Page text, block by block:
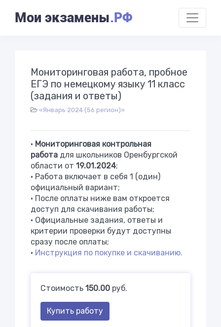
Мои экзамены.РФ
Мониторинговая работа, пробное
ЕГЭ по немецкому языку 11 класс
(задания и ответы)
«Январь 2024 (56 регион)»
• Мониторинговая контрольная
работа для школьников Оренбургской
области от 19.01.2024;
• Работа включает в себя 1 (один)
официальный вариант;
• После оплаты ниже вам откроется
доступ для скачивания работы;
• Официальные задания, ответы и
критерии проверки будут доступны
сразу после оплаты;
• Инструкция по покупке и скачиванию.
Стоимость 150.00 руб.
Купить работу